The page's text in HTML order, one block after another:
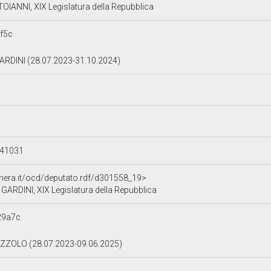
XIX Legislatura della Repubblica
(28.07.2023-31.10.2024)
ocd/deputato.rdf/d301558_19>
XIX Legislatura della Repubblica
(28.07.2023-09.06.2025)